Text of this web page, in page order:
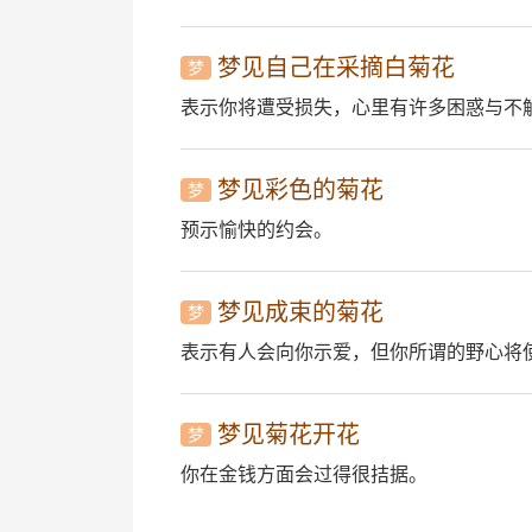
梦 梦见自己在采摘白菊花
表示你将遭受损失，心里有许多困惑与不
梦 梦见彩色的菊花
预示愉快的约会。
梦 梦见成束的菊花
表示有人会向你示爱，但你所谓的野心将
梦 梦见菊花开花
你在金钱方面会过得很拮据。